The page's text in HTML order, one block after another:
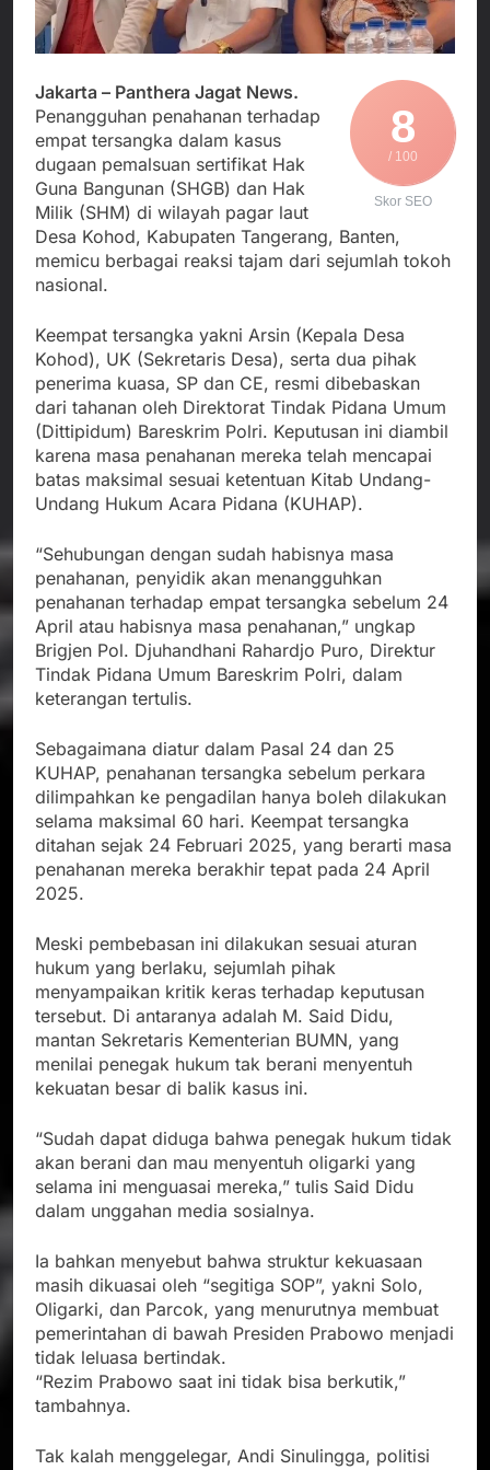
Edaran Disdik Jabar
Nasional TKBM: “Belum
Ada Keputusan Resmi”
Agustus 3, 2026
Menjalin Harmoni di
Tanah Sukaresmi: Kala
Gotong Royong
Menggerakkan Ekonomi
Desa
Korban Tenggelam di
Perairan Giligenting
Ditemukan, Polisi
Pastikan Penanganan
Berjalan Sesuai
Prosedur
Agustus 3, 2026
Kapolresta Sumenep
Sambut Kedatangan
Korban Evakuasi KM
Mutiara Sentosa 2 di
Pelabuhan Kalianget
Agustus 3, 2026
8
/ 100
Skor SEO
Jakarta – Panthera Jagat News.
Penangguhan penahanan terhadap
empat tersangka dalam kasus
dugaan pemalsuan sertifikat Hak
Guna Bangunan (SHGB) dan Hak
Milik (SHM) di wilayah pagar laut
Desa Kohod, Kabupaten Tangerang, Banten,
memicu berbagai reaksi tajam dari sejumlah tokoh
nasional.
Keempat tersangka yakni Arsin (Kepala Desa
Kohod), UK (Sekretaris Desa), serta dua pihak
penerima kuasa, SP dan CE, resmi dibebaskan
dari tahanan oleh Direktorat Tindak Pidana Umum
(Dittipidum) Bareskrim Polri. Keputusan ini diambil
karena masa penahanan mereka telah mencapai
batas maksimal sesuai ketentuan Kitab Undang-
Undang Hukum Acara Pidana (KUHAP).
“Sehubungan dengan sudah habisnya masa
penahanan, penyidik akan menangguhkan
penahanan terhadap empat tersangka sebelum 24
April atau habisnya masa penahanan,” ungkap
Brigjen Pol. Djuhandhani Rahardjo Puro, Direktur
Tindak Pidana Umum Bareskrim Polri, dalam
keterangan tertulis.
Sebagaimana diatur dalam Pasal 24 dan 25
KUHAP, penahanan tersangka sebelum perkara
dilimpahkan ke pengadilan hanya boleh dilakukan
selama maksimal 60 hari. Keempat tersangka
ditahan sejak 24 Februari 2025, yang berarti masa
penahanan mereka berakhir tepat pada 24 April
2025.
Meski pembebasan ini dilakukan sesuai aturan
hukum yang berlaku, sejumlah pihak
menyampaikan kritik keras terhadap keputusan
tersebut. Di antaranya adalah M. Said Didu,
mantan Sekretaris Kementerian BUMN, yang
menilai penegak hukum tak berani menyentuh
kekuatan besar di balik kasus ini.
“Sudah dapat diduga bahwa penegak hukum tidak
akan berani dan mau menyentuh oligarki yang
selama ini menguasai mereka,” tulis Said Didu
dalam unggahan media sosialnya.
Ia bahkan menyebut bahwa struktur kekuasaan
masih dikuasai oleh “segitiga SOP”, yakni Solo,
Oligarki, dan Parcok, yang menurutnya membuat
pemerintahan di bawah Presiden Prabowo menjadi
tidak leluasa bertindak.
“Rezim Prabowo saat ini tidak bisa berkutik,”
tambahnya.
Tak kalah menggelegar, Andi Sinulingga, politisi